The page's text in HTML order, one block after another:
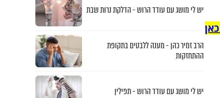
יש לי מושג עם עודד הרוש - הדלקת נרות שבת
הרב זמיר כהן - מענה ללבטים בתקופת
ההתחזקות
יש לי מושג עם עודד הרוש - תפילין